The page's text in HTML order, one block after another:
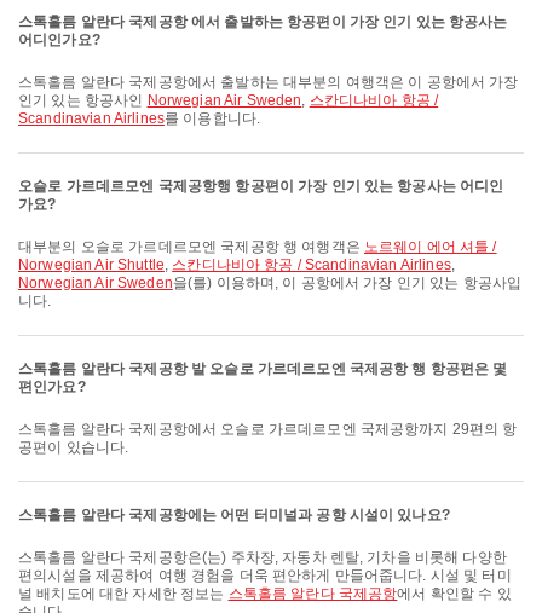
스톡홀름 알란다 국제공항 에서 출발하는 항공편이 가장 인기 있는 항공사는
어디인가요?
스톡홀름 알란다 국제공항에서 출발하는 대부분의 여행객은 이 공항에서 가장
인기 있는 항공사인 Norwegian Air Sweden, 스칸디나비아 항공 /
Scandinavian Airlines를 이용합니다.
오슬로 가르데르모엔 국제공항행 항공편이 가장 인기 있는 항공사는 어디인
가요?
대부분의 오슬로 가르데르모엔 국제공항 행 여행객은 노르웨이 에어 셔틀 /
Norwegian Air Shuttle, 스칸디나비아 항공 / Scandinavian Airlines,
Norwegian Air Sweden을(를) 이용하며, 이 공항에서 가장 인기 있는 항공사입
니다.
스톡홀름 알란다 국제공항 발 오슬로 가르데르모엔 국제공항 행 항공편은 몇
편인가요?
스톡홀름 알란다 국제공항에서 오슬로 가르데르모엔 국제공항까지 29편의 항
공편이 있습니다.
스톡홀름 알란다 국제공항에는 어떤 터미널과 공항 시설이 있나요?
스톡홀름 알란다 국제공항은(는) 주차장, 자동차 렌탈, 기차을 비롯해 다양한
편의시설을 제공하여 여행 경험을 더욱 편안하게 만들어줍니다. 시설 및 터미
널 배치도에 대한 자세한 정보는 스톡홀름 알란다 국제공항에서 확인할 수 있